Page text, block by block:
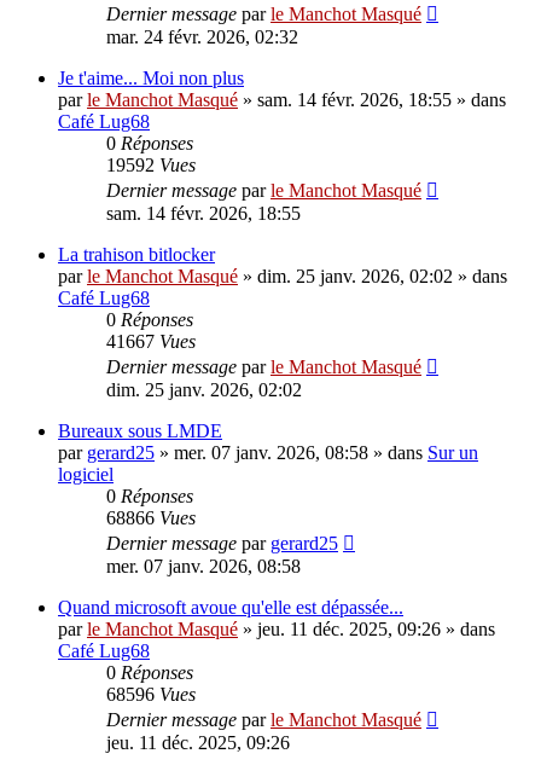
Dernier message parle Manchot Masqué
mar. 24 févr. 2026, 02:32
Je t'aime... Moi non plus
parle Manchot Masqué » sam. 14 févr. 2026, 18:55 » dans
Café Lug68
0 Réponses
19592 Vues
Dernier message parle Manchot Masqué
sam. 14 févr. 2026, 18:55
La trahison bitlocker
parle Manchot Masqué » dim. 25 janv. 2026, 02:02 » dans
Café Lug68
0 Réponses
41667 Vues
Dernier message parle Manchot Masqué
dim. 25 janv. 2026, 02:02
Bureaux sous LMDE
par gerard25 » mer. 07 janv. 2026, 08:58 » dans Sur un
logiciel
0 Réponses
68866 Vues
Dernier message par gerard25
mer. 07 janv. 2026, 08:58
Quand microsoft avoue qu'elle est dépassée...
parle Manchot Masqué » jeu. 11 déc. 2025, 09:26 » dans
Café Lug68
0 Réponses
68596 Vues
Dernier message parle Manchot Masqué
jeu. 11 déc. 2025, 09:26